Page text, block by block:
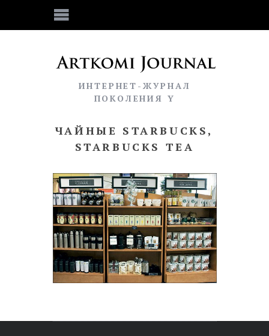
ИНТЕРНЕТ-ЖУРНАЛ
ПОКОЛЕНИЯ Y
ЧАЙНЫЕ STARBUCKS,
STARBUCKS TEA